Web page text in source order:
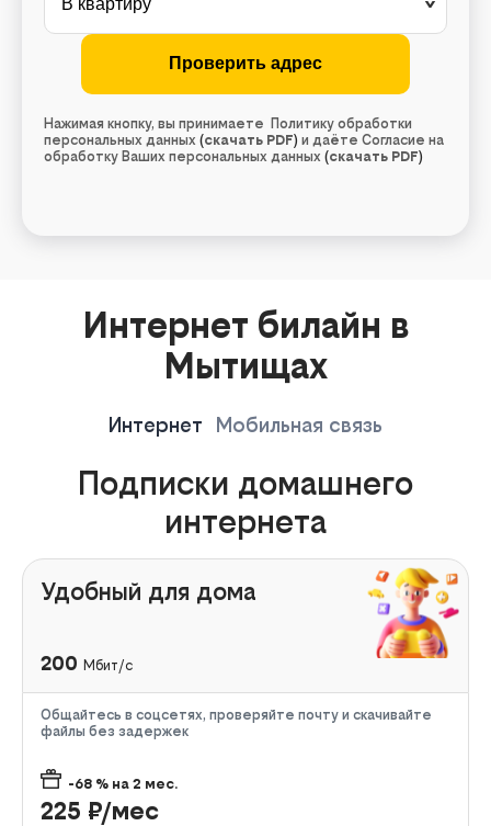
Нажимая кнопку, вы принимаете Политику обработки
персональных данных (скачать PDF) и даёте Согласие на
обработку Ваших персональных данных (скачать PDF)
Интернет билайн в
Мытищах
Интернет Мобильная связь
Подписки домашнего
интернета
Удобный для дома
200 Мбит/с
Общайтесь в соцсетях, проверяйте почту и скачивайте
файлы без задержек
-68 % на 2 мес.
225 ₽/мес